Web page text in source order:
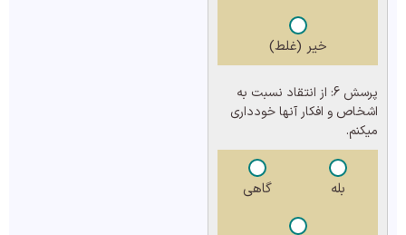
خیر (غلط)
پرسش 6:
از انتقاد نسبت به
اشخاص و افکار آنها خودداری
میکنم.
بله گاهی